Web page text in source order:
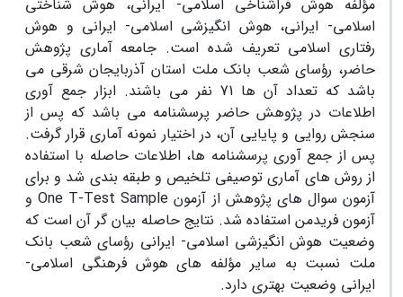
مؤلفه هوش فراشناخی اسلامی- ایرانی، هوش شناختی
اسلامی- ایرانی، هوش انگیزشی اسلامی- ایرانی و هوش
رفتاری اسلامی تعریف شده است. جامعه آماری پژوهش
حاضر، رؤسای شعب بانک ملت استان آذربایجان شرقی می
باشد که تعداد آن ها 71 نفر می باشند. ابزار جمع آوری
اطلاعات در پژوهش حاضر پرسشنامه می باشد که پس از
سنجش روایی و پایایی آن، در اختیار نمونه آماری قرار گرفت.
پس از جمع آوری پرسشنامه ها، اطلاعات حاصله با استفاده
از روش های آماری توصیفی تلخیص و طبقه بندی شد و برای
آزمون سوال های پژوهش از آزمون One T-Test Sample و
آزمون فریدمن استفاده شد. نتایج حاصله بیان گر آن است که
وضعیت هوش انگیزشی اسلامی- ایرانی رؤسای شعب بانک
ملت نسبت به سایر مؤلفه های هوش فرهنگی اسلامی-
ایرانی وضعیت بهتری دارد.